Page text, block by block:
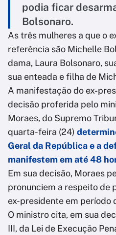
podia ficar
Bolsonaro.
As três mulheres a que o
referência são Michelle
dama, Laura Bolsonaro,
sua enteada e filha de
A manifestação do ex-
decisão proferida pelo
Moraes, do Supremo
quarta-feira (24)
Geral da República e a
manifestem em até 48
Em sua decisão, Moraes
pronunciem a respeito de
ex-presidente em período
O ministro cita, em sua
III, da Lei de Execução